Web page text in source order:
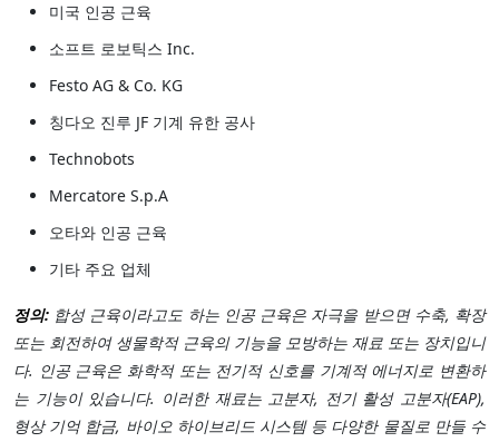
미국 인공 근육
소프트 로보틱스 Inc.
Festo AG & Co. KG
칭다오 진루 JF 기계 유한 공사
Technobots
Mercatore S.p.A
오타와 인공 근육
기타 주요 업체
정의: 합성 근육이라고도 하는 인공 근육은 자극을 받으면 수축, 확장
또는 회전하여 생물학적 근육의 기능을 모방하는 재료 또는 장치입니
다. 인공 근육은 화학적 또는 전기적 신호를 기계적 에너지로 변환하
는 기능이 있습니다. 이러한 재료는 고분자, 전기 활성 고분자(EAP),
형상 기억 합금, 바이오 하이브리드 시스템 등 다양한 물질로 만들 수